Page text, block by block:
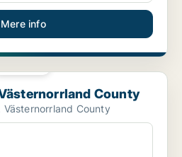
Mere info
County
Västernorrland County
Västernorrland County